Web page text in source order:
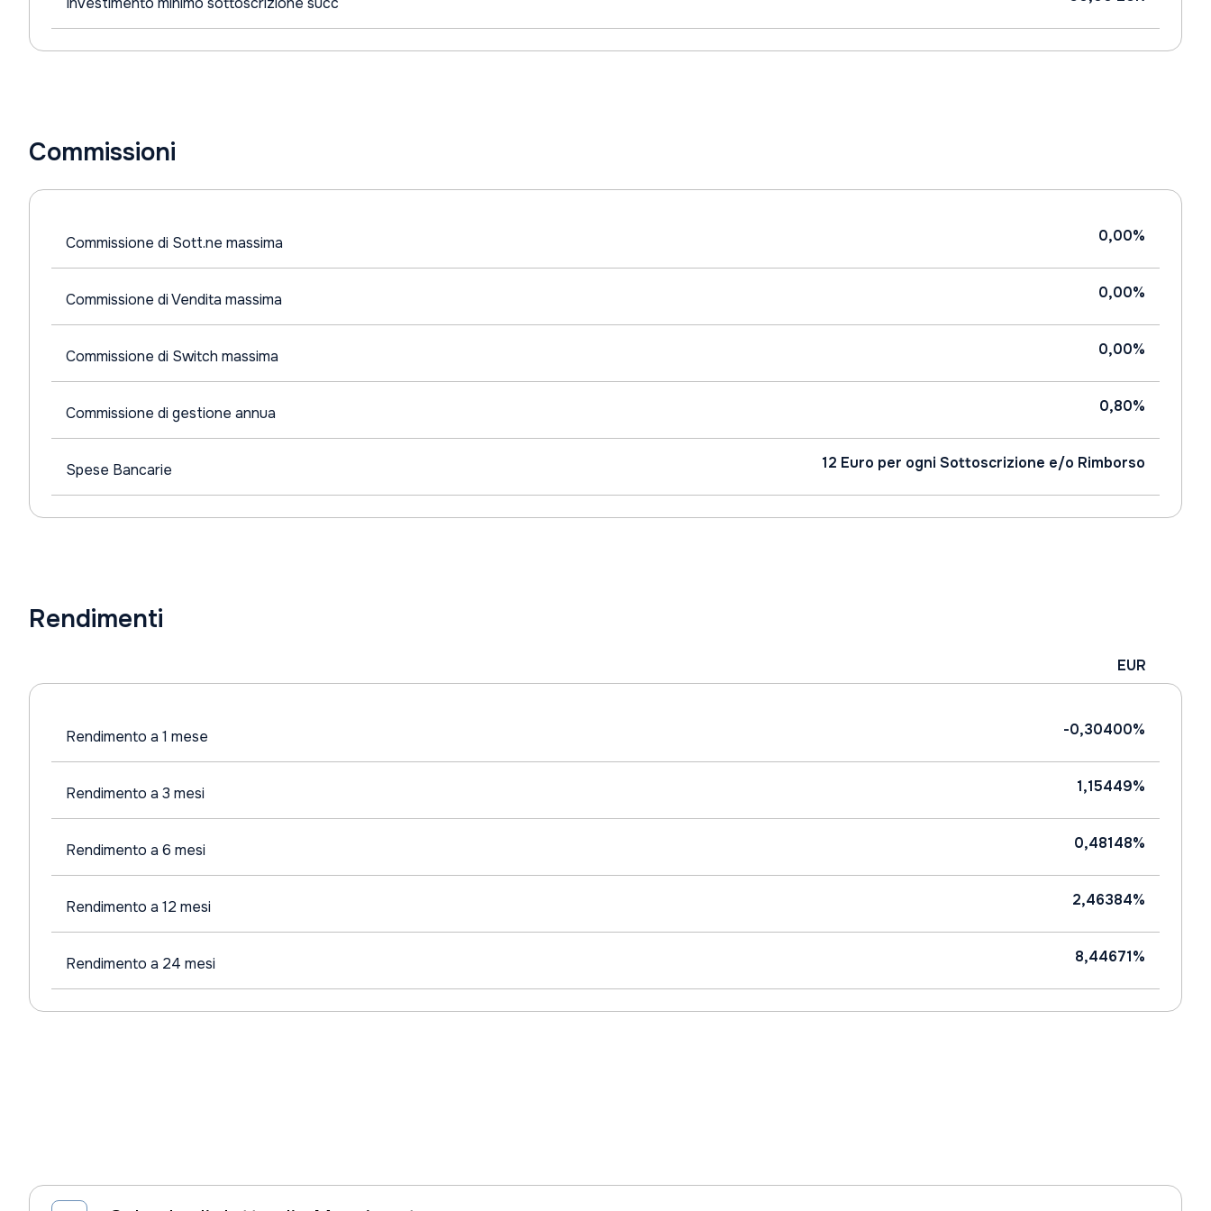
Commissioni
Commissione di Sott.ne massima 0,00%
Commissione di Vendita massima 0,00%
Commissione di Switch massima 0,00%
Commissione di gestione annua 0,80%
Spese Bancarie 12 Euro per ogni Sottoscrizione e/o Rimborso
Rendimenti
EUR
Rendimento a 1 mese -0,30400%
Rendimento a 3 mesi 1,15449%
Rendimento a 6 mesi 0,48148%
Rendimento a 12 mesi 2,46384%
Rendimento a 24 mesi 8,44671%